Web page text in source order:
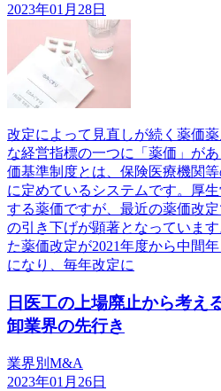
2023年01月28日
改定によって見直しが続く薬価
な経営指標の一つに「薬価」が
価基準制度とは、保険医療機関
に定めているシステムです。厚
する薬価ですが、最近の薬価改
の引き下げが顕著となっていま
た薬価改定が2021年度から中間
になり、毎年改定に
日医工の上場廃止から考え
卸業界の先行き
業界別M&A
2023年01月26日